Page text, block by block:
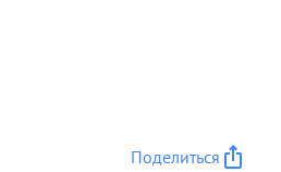
Поделиться